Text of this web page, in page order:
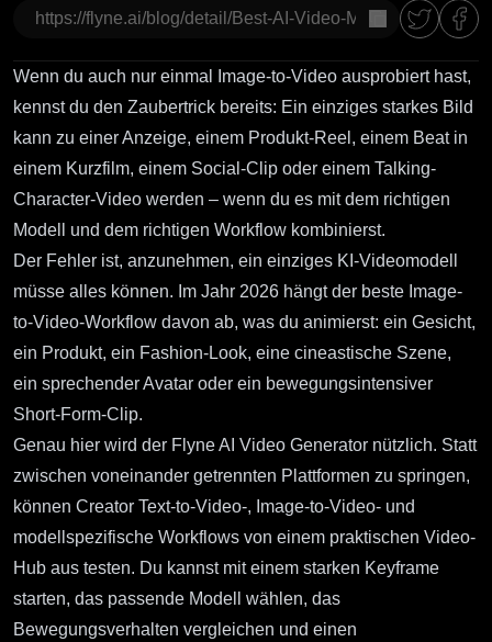
Kopieren
Wenn du auch nur einmal Image-to-Video ausprobiert hast,
kennst du den Zaubertrick bereits: Ein einziges starkes Bild
kann zu einer Anzeige, einem Produkt-Reel, einem Beat in
einem Kurzfilm, einem Social-Clip oder einem Talking-
Character-Video werden – wenn du es mit dem richtigen
Modell und dem richtigen Workflow kombinierst.
Der Fehler ist, anzunehmen, ein einziges KI-Videomodell
müsse alles können. Im Jahr 2026 hängt der beste Image-
to-Video-Workflow davon ab, was du animierst: ein Gesicht,
ein Produkt, ein Fashion-Look, eine cineastische Szene,
ein sprechender Avatar oder ein bewegungsintensiver
Short-Form-Clip.
Genau hier wird der Flyne AI Video Generator nützlich. Statt
zwischen voneinander getrennten Plattformen zu springen,
können Creator Text-to-Video-, Image-to-Video- und
modellspezifische Workflows von einem praktischen Video-
Hub aus testen. Du kannst mit einem starken Keyframe
starten, das passende Modell wählen, das
Bewegungsverhalten vergleichen und einen